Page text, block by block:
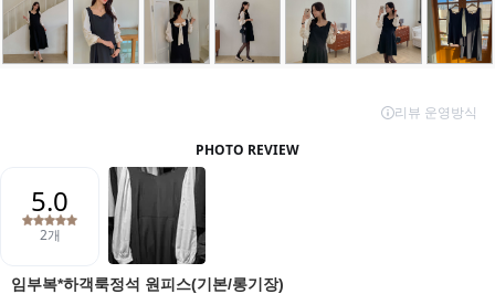
임부복*하객룩정석 원피스(기본/롱기장)